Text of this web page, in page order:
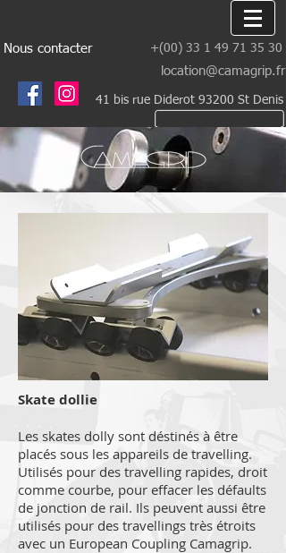
Nous contacter +(00) 33 1 49 71 35 30
location@camagrip.fr
41 bis rue Diderot 93200 St Denis
Skate dollie
Les skates dolly sont déstinés à être
placés sous les appareils de travelling.
Utilisés pour des travelling rapides, droit
comme courbe, pour effacer les défaults
de jonction de rail. Ils peuvent aussi être
utilisés pour des travellings très étroits
avec un European Coupling Camagrip.